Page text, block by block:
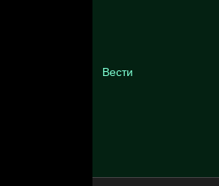
Вести